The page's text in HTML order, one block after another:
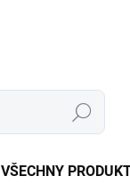
Hledat
VŠECHNY